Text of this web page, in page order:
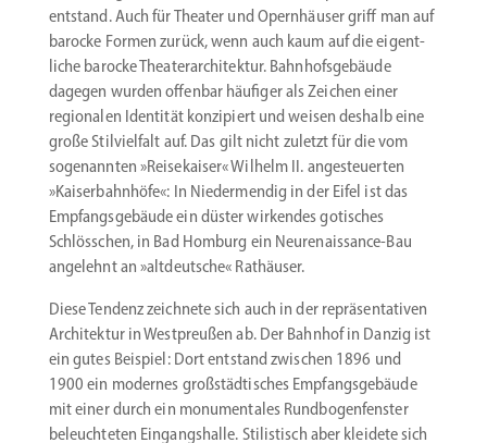
entstand. Auch für Theater und Opern­häuser griff man auf
barocke Formen zurück, wenn auch kaum auf die eigent­
liche barocke Theater­ar­chi­tektur. Bahnhofs­ge­bäude
dagegen wurden offenbar häufiger als Zeichen einer
regio­nalen Identität konzi­piert und weisen deshalb eine
große Stilvielfalt auf. Das gilt nicht zuletzt für die vom
sogenannten »Reise­kaiser« Wilhelm II. angesteu­erten
»Kaiser­bahnhöfe«: In Nieder­mendig in der Eifel ist das
Empfangs­ge­bäude ein düster wirkendes gotisches
Schlösschen, in Bad Homburg ein Neurenaissance-Bau
angelehnt an »altdeutsche« Rathäuser.
Diese Tendenz zeichnete sich auch in der reprä­sen­ta­tiven
Archi­tektur in Westpreußen ab. Der Bahnhof in Danzig ist
ein gutes Beispiel: Dort entstand zwischen 1896 und
1900 ein modernes großstäd­ti­sches Empfangs­ge­bäude
mit einer durch ein monumen­tales Rundbo­gen­fenster
beleuch­teten Eingangs­halle. Stilis­tisch aber kleidete sich